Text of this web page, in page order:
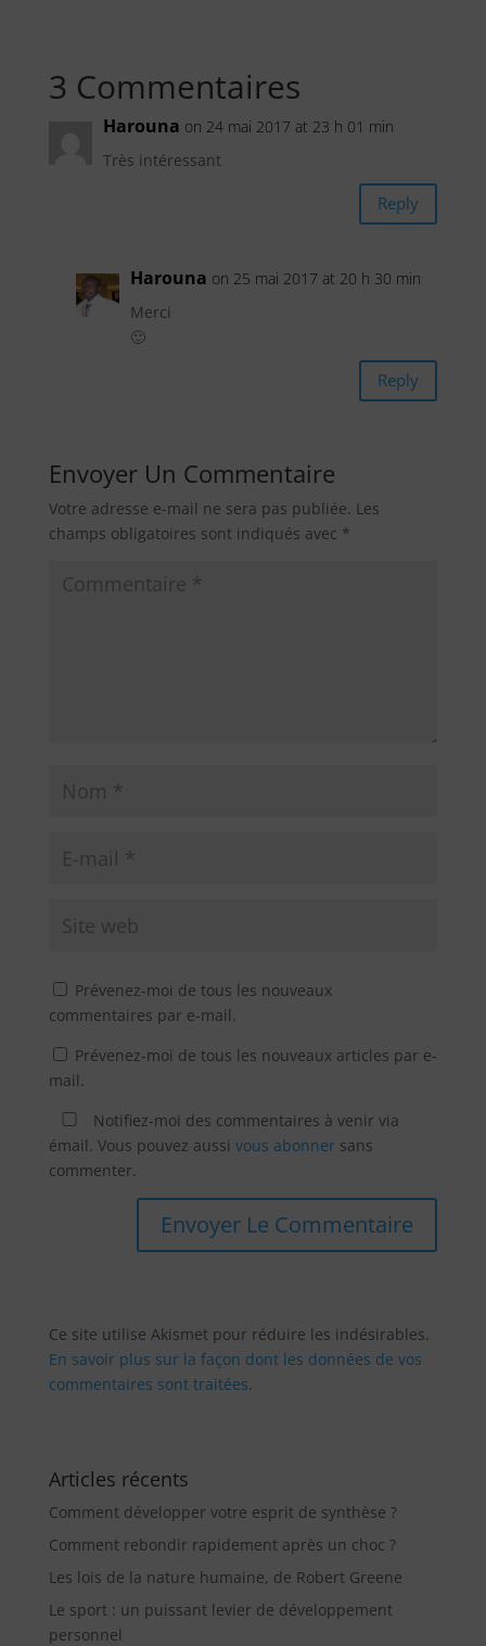
3 Commentaires
Harouna on 24 mai 2017 at 23 h 01 min
Très intéressant
Reply
Harouna on 25 mai 2017 at 20 h 30 min
Merci
🙂
Reply
Envoyer Un Commentaire
Votre adresse e-mail ne sera pas publiée. Les
champs obligatoires sont indiqués avec *
Prévenez-moi de tous les nouveaux
commentaires par e-mail.
Prévenez-moi de tous les nouveaux articles par e-
mail.
Notifiez-moi des commentaires à venir via
émail. Vous pouvez aussi vous abonnersans
commenter.
Ce site utilise Akismet pour réduire les indésirables.
En savoir plus sur la façon dont les données de vos
commentaires sont traitées.
Articles récents
Comment développer votre esprit de synthèse ?
Comment rebondir rapidement après un choc ?
Les lois de la nature humaine, de Robert Greene
Le sport : un puissant levier de développement
personnel